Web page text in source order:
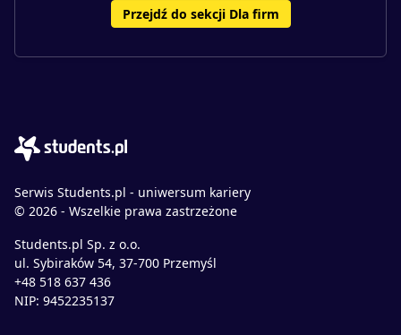
Przejdź do sekcji Dla firm
Serwis Students.pl - uniwersum kariery
© 2026 - Wszelkie prawa zastrzeżone
Students.pl Sp. z o.o.
ul. Sybiraków 54, 37-700 Przemyśl
+48 518 637 436
NIP: 9452235137